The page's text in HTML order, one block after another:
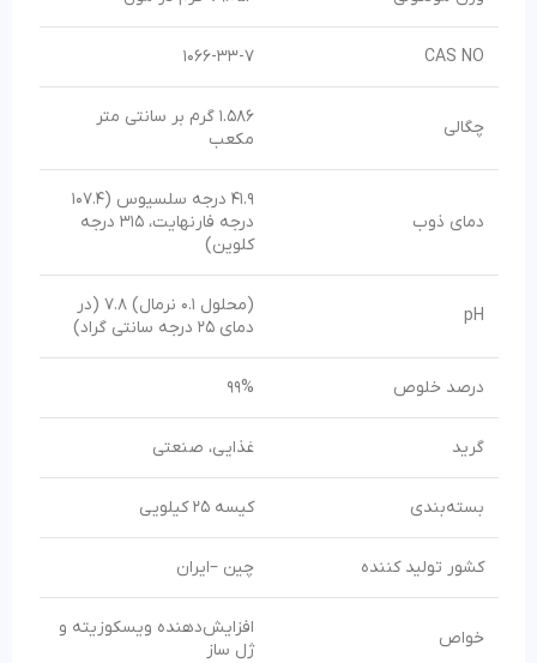
CAS NO
1066-33-7
چگالی
1.586 گرم بر سانتی متر
مکعب
دمای ذوب
41.9 درجه سلسیوس (107.4
درجه فارنهایت، 315 درجه
کلوین)
pH
(محلول 0.1 نرمال) 7.8 (در
دمای 25 درجه سانتی گراد)
درصد خلوص 99%
گرید غذایی، صنعتی
بسته‌بندی کیسه 25 کیلویی
کشور تولید کننده چین –ایران
خواص
افزایش‌دهنده ویسکوزیته و
ژل ساز